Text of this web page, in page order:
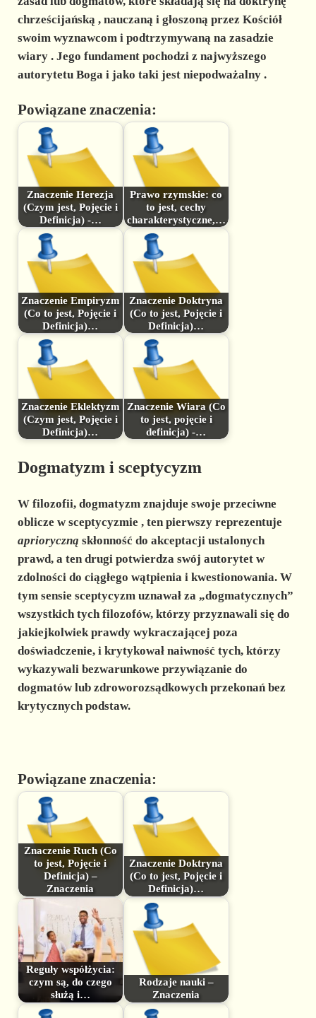
chrześcijańską , nauczaną i głoszoną przez Kościół
swoim wyznawcom i podtrzymywaną na zasadzie
wiary . Jego fundament pochodzi z najwyższego
autorytetu Boga i jako taki jest niepodważalny.
Powiązane znaczenia:
Znaczenie Herezja
(Czym jest, Pojęcie i
Definicja) -…
Prawo rzymskie: co
to jest, cechy
charakterystyczne,…
Znaczenie Empiryzm
(Co to jest, Pojęcie i
Definicja)…
Znaczenie Doktryna
(Co to jest, Pojęcie i
Definicja)…
Znaczenie Eklektyzm
(Czym jest, Pojęcie i
Definicja)…
Znaczenie Wiara (Co
to jest, pojęcie i
definicja) -…
Dogmatyzm i sceptycyzm
W filozofii, dogmatyzm znajduje swoje przeciwne
oblicze w sceptycyzmie , ten pierwszy reprezentuje
aprioryczną skłonność do akceptacji ustalonych
prawd, a ten drugi potwierdza swój autorytet w
zdolności do ciągłego wątpienia i kwestionowania. W
tym sensie sceptycyzmuznawał za „dogmatycznych”
wszystkich tych filozofów, którzy przyznawali się do
jakiejkolwiek prawdy wykraczającej poza
doświadczenie, i krytykował naiwność tych, którzy
wykazywali bezwarunkowe przywiązanie do
dogmatów lub zdroworozsądkowych przekonań bez
krytycznych podstaw.
Powiązane znaczenia:
Znaczenie Ruch (Co
to jest, Pojęcie i
Definicja) –
Znaczenia
Znaczenie Doktryna
(Co to jest, Pojęcie i
Definicja)…
Reguły współżycia:
czym są, do czego
służą i…
Rodzaje nauki –
Znaczenia